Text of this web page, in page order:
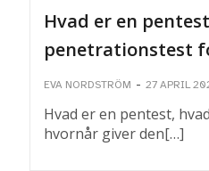
Hvad er en
penetrationstest
EVA NORDSTRÖM - 27 APRIL
Hvad er en pentest,
hvornår giver den[…]